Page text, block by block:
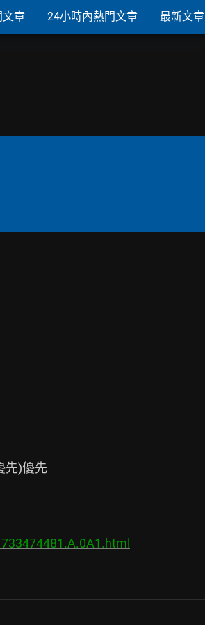
文章 24小時內熱門文章 最新文章
先)優先